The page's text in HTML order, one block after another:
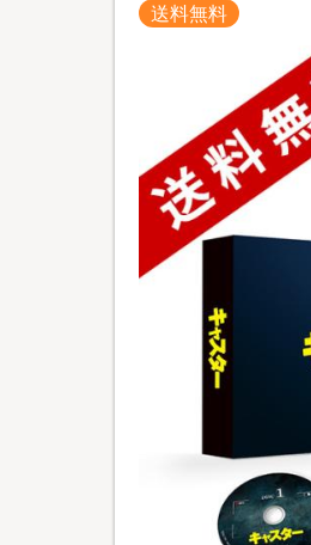
送料無料